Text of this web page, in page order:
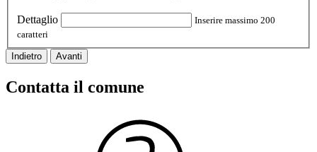
Dettaglio
Inserire massimo 200
caratteri
Indietro Avanti
Contatta il comune